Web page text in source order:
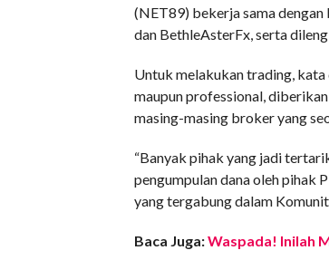
(NET89) bekerja sama
dan BethleAsterFx, serta
Untuk melakukan trading, kata
maupun professional,
masing-masing broker yang
“Banyak pihak yang jadi
pengumpulan dana oleh pihak
yang tergabung dalam
Baca Juga:Waspada! Inilah